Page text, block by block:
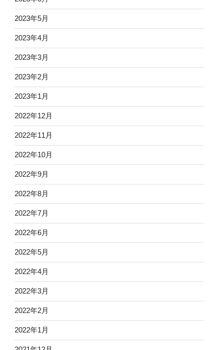
2023年5月
2023年4月
2023年3月
2023年2月
2023年1月
2022年12月
2022年11月
2022年10月
2022年9月
2022年8月
2022年7月
2022年6月
2022年5月
2022年4月
2022年3月
2022年2月
2022年1月